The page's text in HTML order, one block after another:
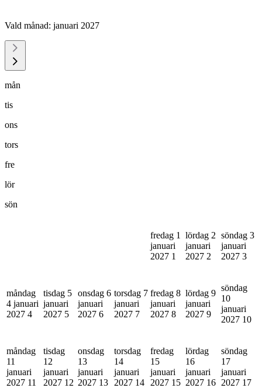
Vald månad: januari 2027
mån
tis
ons
tors
fre
lör
sön
fredag 1
januari
2027 1
lördag 2
januari
2027 2
söndag 3
januari
2027 3
måndag
4 januari
2027 4
tisdag 5
januari
2027 5
onsdag 6
januari
2027 6
torsdag 7
januari
2027 7
fredag 8
januari
2027 8
lördag 9
januari
2027 9
söndag
10
januari
2027 10
måndag
11
januari
2027 11
tisdag
12
januari
2027 12
onsdag
13
januari
2027 13
torsdag
14
januari
2027 14
fredag
15
januari
2027 15
lördag
16
januari
2027 16
söndag
17
januari
2027 17